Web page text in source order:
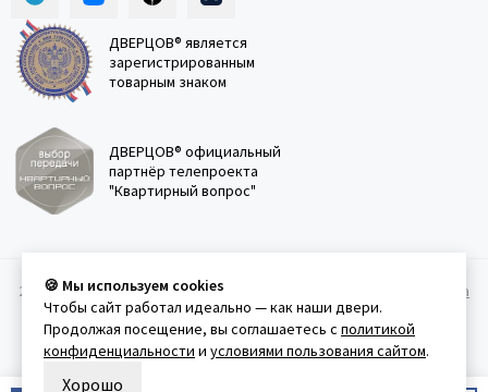
ДВЕРЦОВ® является
зарегистрированным
товарным знаком
ДВЕРЦОВ® официальный
партнёр телепроекта
"Квартирный вопрос"
2011-2026 © Дверцов. Карта сайта
Политика
конфеденциальности Условия использования сайта
🍪 Мы используем cookies
Чтобы сайт работал идеально — как наши двери.
Продолжая посещение, вы соглашаетесь с политикой
конфиденциальности и условиями пользования сайтом.
Хорошо